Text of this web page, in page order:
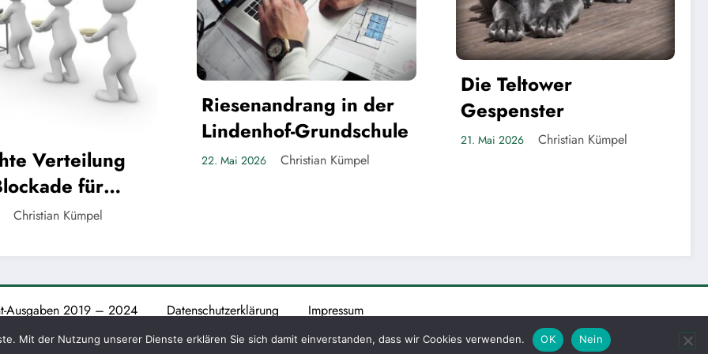
in der
Christian Kümpel
Die Teltower
Gespenster
21. Mai 2026 Christian Kümpel
Bilanz nach fast fünf
Jahren
20. Mai 2026 Christian Kümpel
Ausgaben 2019 – 2024 Datenschutzerklärung Impressum
- Magazin und BlogWordPressTheme 2026 | Präsentiert vonSpiceThemes
Mit der Nutzung unserer Dienste erklären Sie sich damit einverstanden, dass wir Cookies verwenden. OK Nein